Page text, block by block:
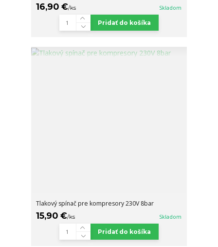
16,90 €/ks Skladom
Pridať do košíka
Tlakový spínač pre kompresory 230V 8bar
15,90 €/ks Skladom
Pridať do košíka